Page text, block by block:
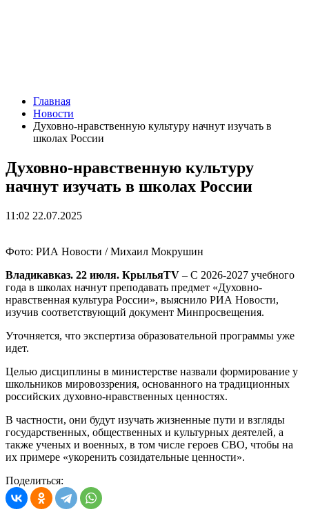
Главная
Новости
Духовно-нравственную культуру начнут изучать в
школах России
Духовно-нравственную культуру
начнут изучать в школах России
11:02 22.07.2025
Фото: РИА Новости / Михаил Мокрушин
Владикавказ. 22 июля. КрыльяTV – С 2026-2027 учебного
года в школах начнут преподавать предмет «Духовно-
нравственная культура России», выяснило РИА Новости,
изучив соответствующий документ Минпросвещения.
Уточняется, что экспертиза образовательной программы уже
идет.
Целью дисциплины в министерстве назвали формирование у
школьников мировоззрения, основанного на традиционных
российских духовно-нравственных ценностях.
В частности, они будут изучать жизненные пути и взгляды
государственных, общественных и культурных деятелей, а
также ученых и военных, в том числе героев СВО, чтобы на
их примере «укоренить созидательные ценности».
Поделиться: